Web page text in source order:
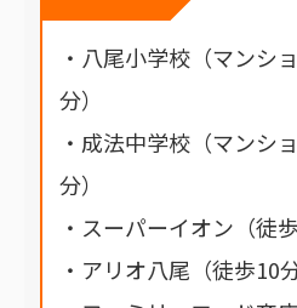
・八尾小学校（マンシ
分）
・成法中学校（マンシ
分）
・スーパーイオン（徒歩
・アリオ八尾（徒歩10分